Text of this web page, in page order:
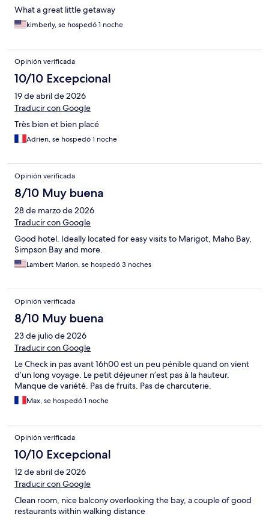
What a great little getaway
kimberly, se hospedó 1 noche
Opinión verificada
10/10 Excepcional
19 de abril de 2026
Traducir con Google
Très bien et bien placé
Adrien, se hospedó 1 noche
Opinión verificada
8/10 Muy buena
28 de marzo de 2026
Traducir con Google
Good hotel. Ideally located for easy visits to Marigot, Maho Bay,
Simpson Bay and more.
Lambert Marlon, se hospedó 3 noches
Opinión verificada
8/10 Muy buena
23 de julio de 2026
Traducir con Google
Le Check in pas avant 16h00 est un peu pénible quand on vient
d’un long voyage. Le petit déjeuner n’est pas à la hauteur.
Manque de variété. Pas de fruits. Pas de charcuterie.
Max, se hospedó 1 noche
Opinión verificada
10/10 Excepcional
12 de abril de 2026
Traducir con Google
Clean room, nice balcony overlooking the bay, a couple of good
restaurants within walking distance